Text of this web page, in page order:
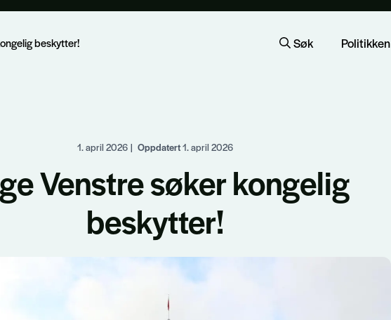
beskytter! Søk Politikken
1. april 2026 | Oppdatert1. april 2026
Venstre søker kongelig
beskytter!